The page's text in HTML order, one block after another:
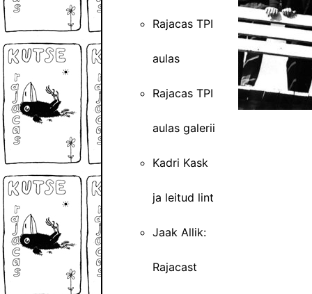
Rajacas TPI
aulas
Rajacas TPI
aulas galerii
Kadri Kask
ja leitud lint
Jaak Allik:
Rajacast